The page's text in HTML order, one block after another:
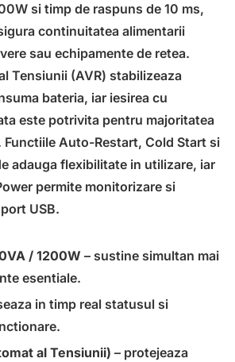
si timp de raspuns de 10 ms,
continuitatea alimentarii
sau echipamente de retea.
Tensiunii (AVR) stabilizeaza
bateria, iar iesirea cu
este potrivita pentru majoritatea
Auto-Restart, Cold Start si
adauga flexibilitate in utilizare, iar
permite monitorizare si
USB.
/ 1200W – sustine simultan mai
esentiale.
in timp real statusul si
al Tensiunii) – protejeaza